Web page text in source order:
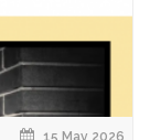
15 May 2026